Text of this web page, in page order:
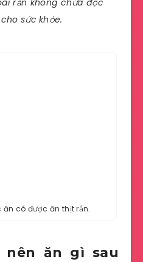
rắn không chứa độc
sức khỏe.
có được ăn thịt rắn.
nên ăn gì sau